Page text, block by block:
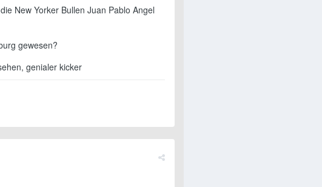
New Yorker Bullen Juan Pablo Angel
gewesen?
genialer kicker